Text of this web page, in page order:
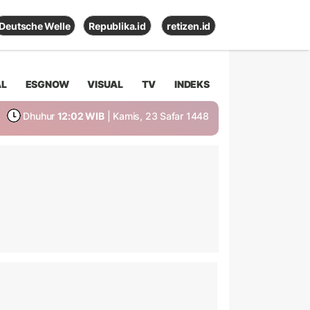
Deutsche Welle Republika.id retizen.id
ESGNOW VISUAL TV INDEKS
Dhuhur 12:02 WIB | Kamis, 23 Safar 1448